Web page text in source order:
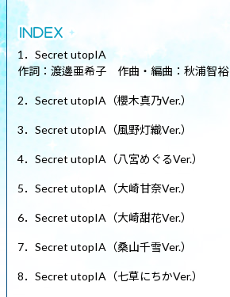
1．Secret utopIA
作詞：渡邊亜希子 作曲・編曲：秋浦智裕
2．Secret utopIA（櫻木真乃Ver.）
3．Secret utopIA（風野灯織Ver.）
4．Secret utopIA（八宮めぐるVer.）
5．Secret utopIA（大崎甘奈Ver.）
6．Secret utopIA（大崎甜花Ver.）
7．Secret utopIA（桑山千雪Ver.）
8．Secret utopIA（七草にちかVer.）